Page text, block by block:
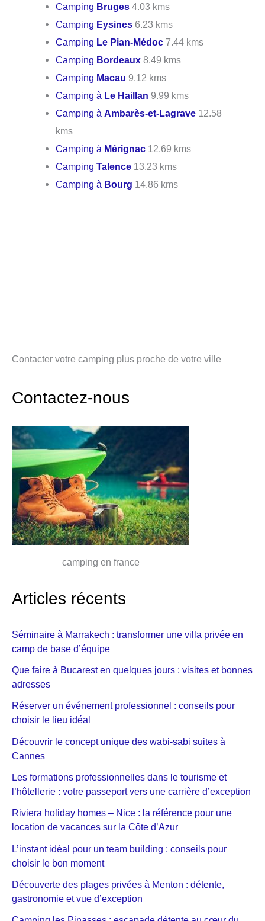
Camping Bruges 4.03 kms
Camping Eysines 6.23 kms
Camping Le Pian-Médoc 7.44 kms
Camping Bordeaux 8.49 kms
Camping Macau 9.12 kms
Camping à Le Haillan 9.99 kms
Camping àAmbarès-et-Lagrave 12.58
kms
Camping à Mérignac 12.69 kms
CampingTalence 13.23 kms
Camping à Bourg 14.86 kms
Contacter votre camping plus proche de votre ville
Contactez-nous
camping en france
Articles récents
Séminaire à Marrakech : transformer une villa privée en
camp de base d’équipe
Que faire à Bucarest en quelques jours : visites et bonnes
adresses
Réserver un événement professionnel : conseils pour
choisir le lieu idéal
Découvrir le concept unique des wabi-sabi suites à
Cannes
Les formations professionnelles dans le tourisme et
l’hôtellerie : votre passeport vers une carrière d’exception
Riviera holiday homes – Nice : la référence pour une
location de vacances sur la Côte d’Azur
L’instant idéal pour un team building : conseils pour
choisir le bon moment
Découverte des plages privées à Menton : détente,
gastronomie et vue d’exception